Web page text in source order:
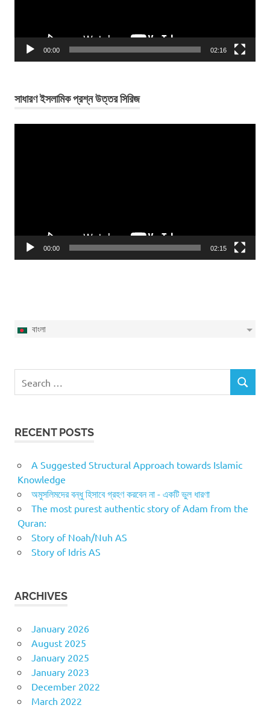
00:00 02:16
সাধারণ ইসলামিক প্রশ্ন উত্তর সিরিজ
00:00 02:15
বাংলা
for:
SEARCH
RECENT POSTS
A Suggested Structural Approach towards Islamic
Knowledge
অমুসলিমদের বন্ধু হিসাবে গ্রহণ করবেন না - একটি ভুল ধারণা
The most purest authentic story of Adam from the
Quran:
Story of Noah/Nuh AS
Story of Idris AS
ARCHIVES
January 2026
August 2025
January 2025
January 2023
December 2022
March 2022